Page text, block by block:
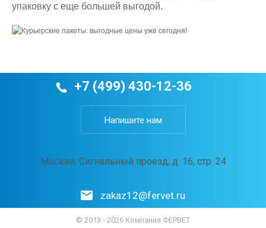
упаковку с еще большей выгодой.
+7 (499) 430-12-36
Напишите нам
Москва, Сигнальный проезд, д. 16, стр. 24
zakaz12@fervet.ru
© 2013 - 2026 Компания ФЕРВЕТ